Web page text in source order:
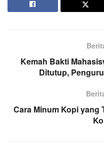
Kemah Bakti
Ditutup,
Cara Minum Kopi yang